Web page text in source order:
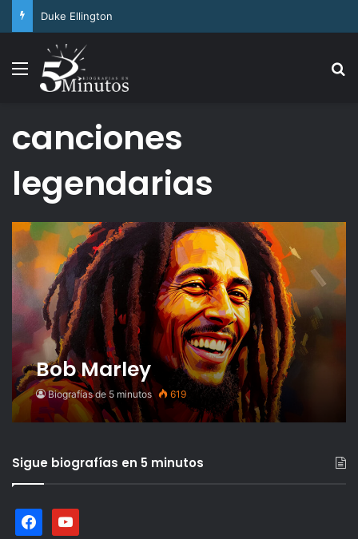
Arthur Ashe
Menu
canciones
legendarias
Bob Marley
Biografías de 5 minutos 619
Sigue biografías en 5 minutos
facebookyoutube